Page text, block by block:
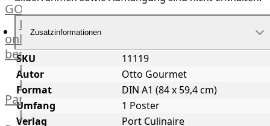
GOURMET
Lebensmittel
online
bestellen
Karriere
Kochschul-
Partner
Depot-
Zusatzinformationen
SKU
11119
Autor
Otto Gourmet
Format
DIN A1 (84 x 59,4 cm)
Umfang
1 Poster
Verlag
Port Culinaire